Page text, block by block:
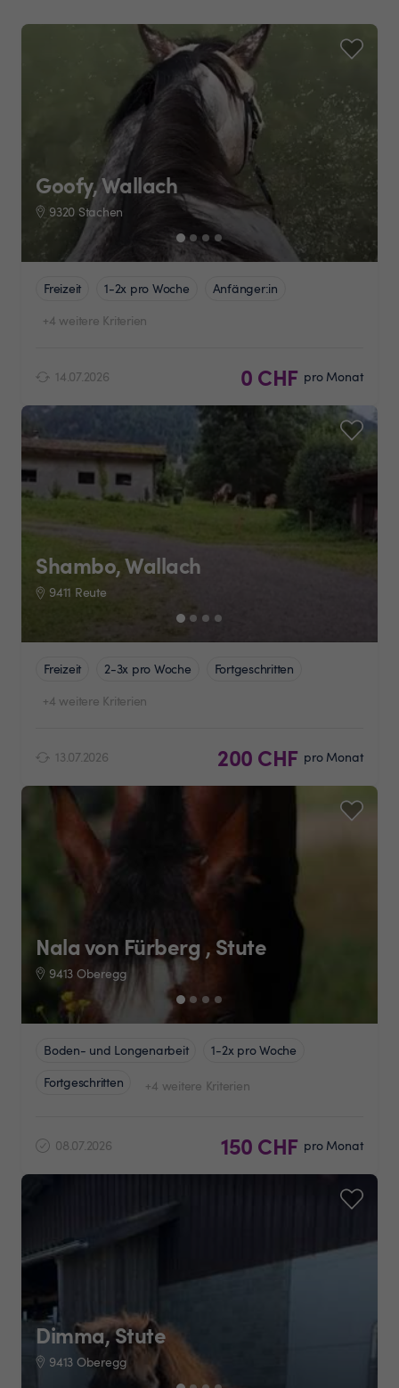
Goofy, Wallach
9320 Stachen
Freizeit 1-2x pro Woche
Anfänger:in
+4 weitere Kriterien
14.07.2026 0 CHF pro Monat
Shambo, Wallach
9411 Reute
Freizeit 2-3x pro Woche
Fortgeschritten
+4 weitere Kriterien
13.07.2026 200 CHF pro Monat
Nala von Fürberg , Stute
9413 Oberegg
Boden- und Longenarbeit
1-2x pro Woche
Fortgeschritten
+4 weitere Kriterien
08.07.2026 150 CHF pro Monat
Dimma, Stute
9413 Oberegg